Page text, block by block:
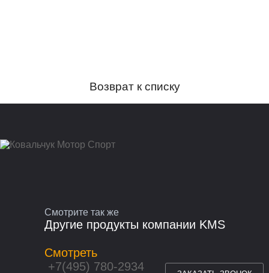
Возврат к списку
Смотрите так же
Другие продукты компании KMS
Смотреть
+7(495) 780-2934